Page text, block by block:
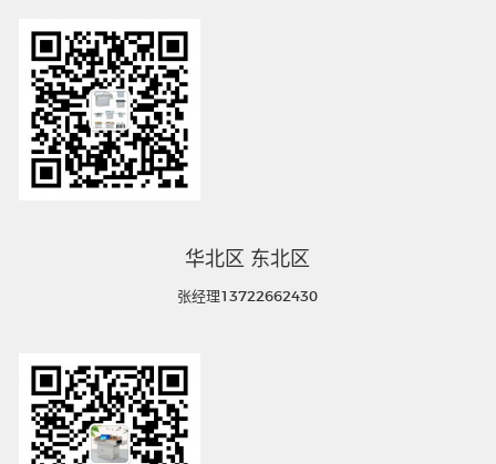
华北区 东北区
张经理13722662430